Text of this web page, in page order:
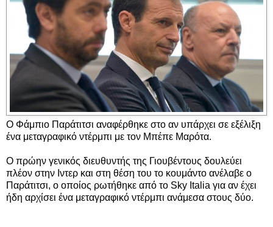
Ο Φάμπιο Παράτιτσι αναφέρθηκε στο αν υπάρχει σε εξέλιξη
ένα μεταγραφικό ντέρμπι με τον Μπέπε Μαρότα.
Ο πρώην γενικός διευθυντής της Γιουβέντους δουλεύει
πλέον στην Ιντερ και στη θέση του το κουμάντο ανέλαβε ο
Παράτιτσι, ο οποίος ρωτήθηκε από το Sky Italia για αν έχει
ήδη αρχίσει ένα μεταγραφικό ντέρμπι ανάμεσα στους δύο.